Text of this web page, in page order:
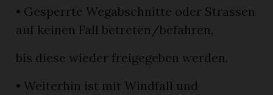
• Gesperrte Wegabschnitte oder Strassen
auf keinen Fall betreten/befahren,
bis diese wieder freigegeben werden.
• Weiterhin ist mit Windfall und